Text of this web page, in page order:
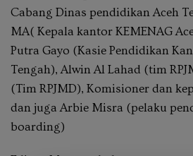
Cabang Dinas pendidikan Aceh
MA( Kepala kantor KEMENAG
Putra Gayo (Kasie Pendidikan
Tengah), Alwin Al Lahad (tim
(Tim RPJMD), Komisioner dan
dan juga Arbie Misra (pelaku
boarding)